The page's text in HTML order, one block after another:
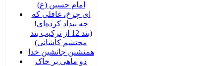
امام حسین (ع)
ای چرخ، غافلی که
چه بیداد کرده‌ای!
(بند 12 از ترکیب بند
محتشم کاشانی)
همنشین جانشین خدا
دو ماهی بر خاک